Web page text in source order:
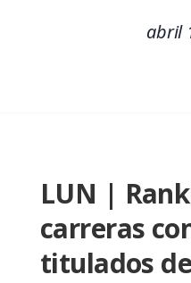
abril
LUN |
carreras
titulados